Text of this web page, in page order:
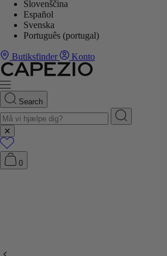
Slovenščina
Español
Svenska
Português (portugal)
Butiksfinder Konto
Search
0